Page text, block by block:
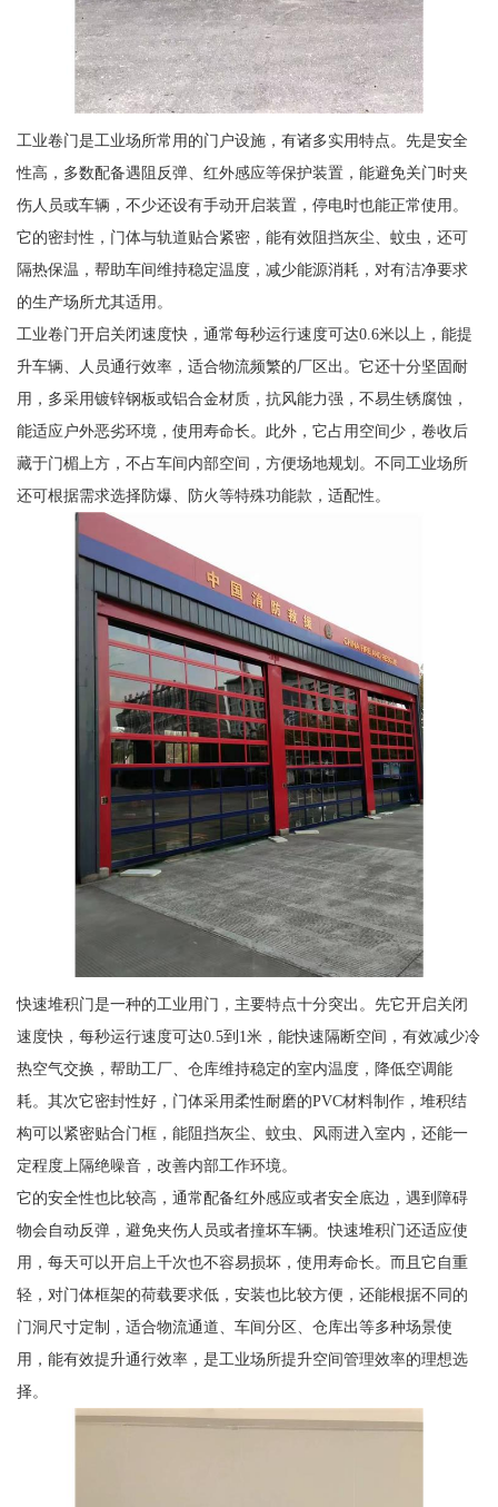
工业卷门是工业场所常用的门户设施，有诸多实用特点。先是安全
性高，多数配备遇阻反弹、红外感应等保护装置，能避免关门时夹
伤人员或车辆，不少还设有手动开启装置，停电时也能正常使用。
它的密封性，门体与轨道贴合紧密，能有效阻挡灰尘、蚊虫，还可
隔热保温，帮助车间维持稳定温度，减少能源消耗，对有洁净要求
的生产场所尤其适用。
工业卷门开启关闭速度快，通常每秒运行速度可达0.6米以上，能提
升车辆、人员通行效率，适合物流频繁的厂区出。它还十分坚固耐
用，多采用镀锌钢板或铝合金材质，抗风能力强，不易生锈腐蚀，
能适应户外恶劣环境，使用寿命长。此外，它占用空间少，卷收后
藏于门楣上方，不占车间内部空间，方便场地规划。不同工业场所
还可根据需求选择防爆、防火等特殊功能款，适配性。
快速堆积门是一种的工业用门，主要特点十分突出。先它开启关闭
速度快，每秒运行速度可达0.5到1米，能快速隔断空间，有效减少冷
热空气交换，帮助工厂、仓库维持稳定的室内温度，降低空调能
耗。其次它密封性好，门体采用柔性耐磨的PVC材料制作，堆积结
构可以紧密贴合门框，能阻挡灰尘、蚊虫、风雨进入室内，还能一
定程度上隔绝噪音，改善内部工作环境。
它的安全性也比较高，通常配备红外感应或者安全底边，遇到障碍
物会自动反弹，避免夹伤人员或者撞坏车辆。快速堆积门还适应使
用，每天可以开启上千次也不容易损坏，使用寿命长。而且它自重
轻，对门体框架的荷载要求低，安装也比较方便，还能根据不同的
门洞尺寸定制，适合物流通道、车间分区、仓库出等多种场景使
用，能有效提升通行效率，是工业场所提升空间管理效率的理想选
择。